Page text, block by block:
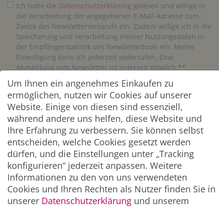
Ich habe die Daten­schutz­erklärung gelesen und willige in
die Verarbeitung der angegebenen E-Mail-Adresse zum
Zweck des Newsletterversands ein. Zudem willige ich in die
Speicherung und Verarbeitung meiner Nutzungsdaten in
der Empfängerstatistik des Newslettertools ein. Meine
Einwilligung kann ich jederzeit widerrufen. Eine
Abmeldung vom Newsletter ist jederzeit möglich.**
Abonnieren
** Hierbei handelt es sich um ein Pflichtfeld.
ZAHLUNG & VERSAND
Um Ihnen ein angenehmes Einkaufen zu
ermöglichen, nutzen wir Cookies auf unserer
Website. Einige von diesen sind essenziell,
während andere uns helfen, diese Website und
Ihre Erfahrung zu verbessern. Sie können selbst
entscheiden, welche Cookies gesetzt werden
dürfen, und die Einstellungen unter „Tracking
konfigurieren“ jederzeit anpassen. Weitere
Informationen zu den von uns verwendeten
Cookies und Ihren Rechten als Nutzer finden Sie in
unserer Daten­schutz­erklärung und unserem